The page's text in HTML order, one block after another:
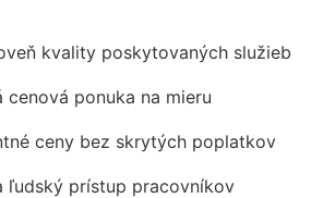
kvality poskytovaných služieb
cenová ponuka na mieru
ceny bez skrytých poplatkov
ľudský prístup pracovníkov